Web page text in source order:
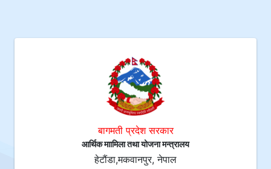
बागमती प्रदेश सरकार
आर्थिक माामिला तथा योजना मन्त्रालय
हेटौंडा,मकवानपुर, नेपाल